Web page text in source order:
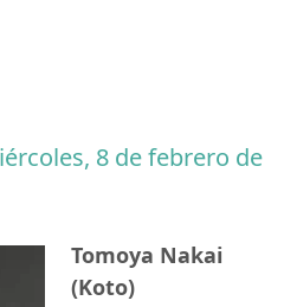
8 de febrero de
Tomoya Nakai
(Koto)